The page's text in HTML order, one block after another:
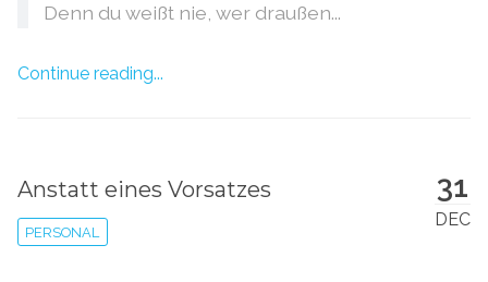
Denn du weißt nie, wer draußen...
Continue reading...
31
DEC
Anstatt eines Vorsatzes
PERSONAL